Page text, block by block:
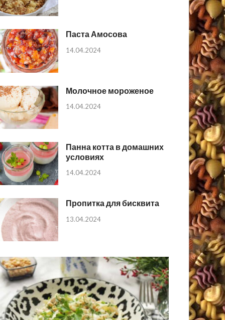
Паста Амосова
14.04.2024
Молочное мороженое
14.04.2024
Панна котта в домашних
условиях
14.04.2024
Пропитка для бисквита
13.04.2024